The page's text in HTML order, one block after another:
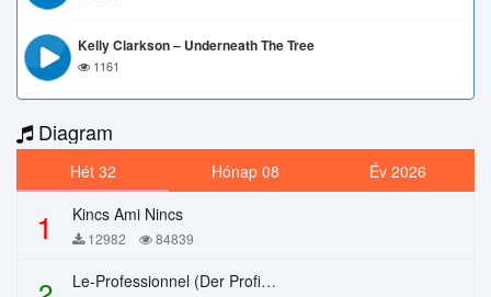
Kelly Clarkson – Underneath The Tree
1161
Diagram
Hét 32 Hónap 08 Év 2026
1 Kincs Ami Nincs
12982 84839
Le-Professionnel (Der Profi) – Chi Mai